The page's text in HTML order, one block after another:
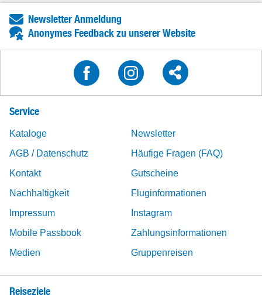
Newsletter Anmeldung
Anonymes Feedback zu unserer Website
Service
Kataloge
Newsletter
AGB / Datenschutz
Häufige Fragen (FAQ)
Kontakt
Gutscheine
Nachhaltigkeit
Fluginformationen
Impressum
Instagram
Mobile Passbook
Zahlungsinformationen
Medien
Gruppenreisen
Reiseziele